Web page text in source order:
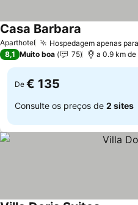
Aparthotel Hospedagem apenas
Casa Barbara
8,1 Muito boa 75 a 0.9 km de
De € 135
Consulte os preços de 2 sites